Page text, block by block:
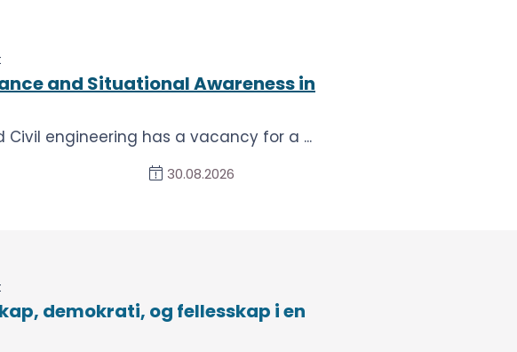
and Situational Awareness in
engineering has a vacancy for a ...
30.08.2026
demokrati, og fellesskap i en